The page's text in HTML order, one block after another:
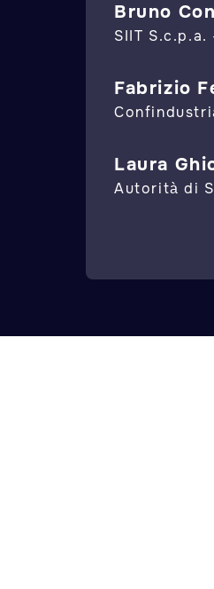
Bruno
SIIT
Fabrizio
Laura
Autorità di